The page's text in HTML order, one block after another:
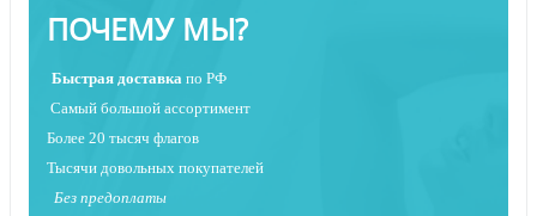
ПОЧЕМУ МЫ?
Быстрая доставка по РФ
Самый большой ассортимент
Более 20 тысяч флагов
Тысячи довольных покупателей
Без предоплаты